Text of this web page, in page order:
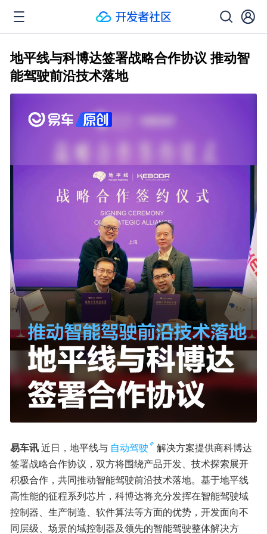
地平线与科博达签署战略合作协议 推动智
能驾驶前沿技术落地
易车讯 近日，地平线与 自动驾驶
解决方案提供商科博达
签署战略合作协议，双方将围绕产品开发、技术探索展开
积极合作，共同推动智能驾驶前沿技术落地。基于地平线
高性能的征程系列芯片，科博达将充分发挥在智能驾驶域
控制器、生产制造、软件算法等方面的优势，开发面向不
同层级、场景的域控制器及领先的智能驾驶整体解决方